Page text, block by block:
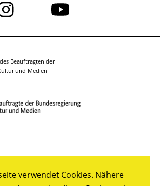
verwendet Cookies. Nähere
uns
Folge
auf
Beauftragten der
und Medien